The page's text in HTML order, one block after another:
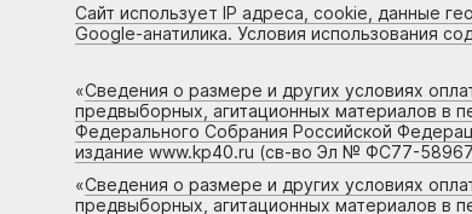
Сайт использует IP адреса, cookie, данные
Google-анатилика. Условия использования
«Сведения о размере и других условиях
предвыборных, агитационных материалов в
Федерального Собрания Российской
издание www.kp40.ru (св-во Эл № ФС77-58967
«Сведения о размере и других условиях
предвыборных, агитационных материалов в